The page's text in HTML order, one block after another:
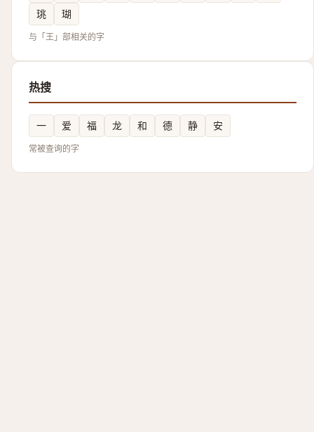
珧
瑚
与「王」部相关的字
热搜
一 爱 福 龙 和 德 静 安
常被查询的字